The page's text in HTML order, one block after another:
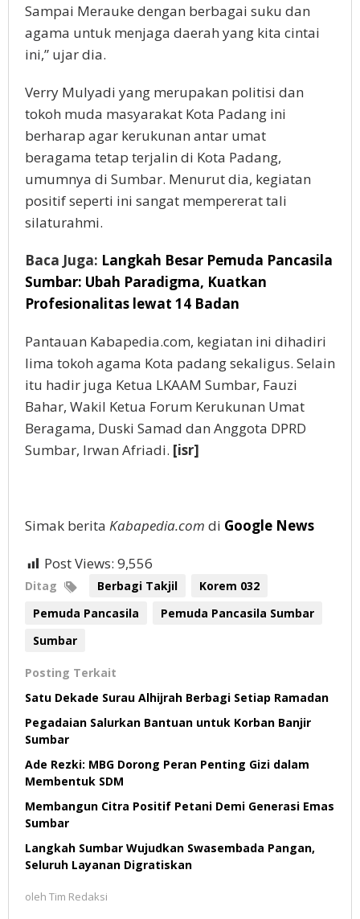
Sampai Merauke dengan berbagai suku dan
agama untuk menjaga daerah yang kita cintai
ini,” ujar dia.
Verry Mulyadi yang merupakan politisi dan
tokoh muda masyarakat Kota Padang ini
berharap agar kerukunan antar umat
beragama tetap terjalin di Kota Padang,
umumnya di Sumbar. Menurut dia, kegiatan
positif seperti ini sangat mempererat tali
silaturahmi.
Baca Juga: Langkah Besar Pemuda Pancasila
Sumbar: Ubah Paradigma, Kuatkan
Profesionalitas lewat 14 Badan
Pantauan Kabapedia.com, kegiatan ini dihadiri
lima tokoh agama Kota padang sekaligus. Selain
itu hadir juga Ketua LKAAM Sumbar, Fauzi
Bahar, Wakil Ketua Forum Kerukunan Umat
Beragama, Duski Samad dan Anggota DPRD
Sumbar, Irwan Afriadi. [isr]
Simak berita Kabapedia.com di Google News
Post Views: 9,556
Ditag Berbagi Takjil
Korem 032
Pemuda Pancasila
Pemuda Pancasila Sumbar
Sumbar
Posting Terkait
Satu Dekade Surau Alhijrah Berbagi Setiap Ramadan
Pegadaian Salurkan Bantuan untuk Korban Banjir
Sumbar
Ade Rezki: MBG Dorong Peran Penting Gizi dalam
Membentuk SDM
Membangun Citra Positif Petani Demi Generasi Emas
Sumbar
Langkah Sumbar Wujudkan Swasembada Pangan,
Seluruh Layanan Digratiskan
oleh Tim Redaksi